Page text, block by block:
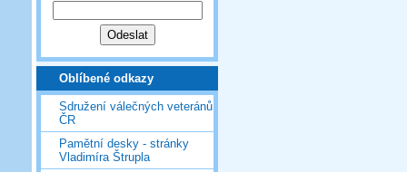
Oblíbené odkazy
Sdružení válečných veteránů
ČR
Pamětní desky - stránky
Vladimíra Štrupla